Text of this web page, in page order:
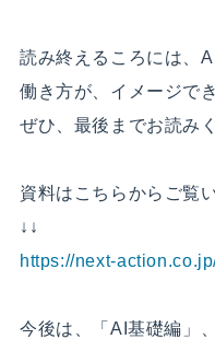
読み終えるころには、
働き方が、イメージで
ぜひ、最後までお読み
資料はこちらからご覧
↓↓
https://next-
今後は、「AI基礎編」